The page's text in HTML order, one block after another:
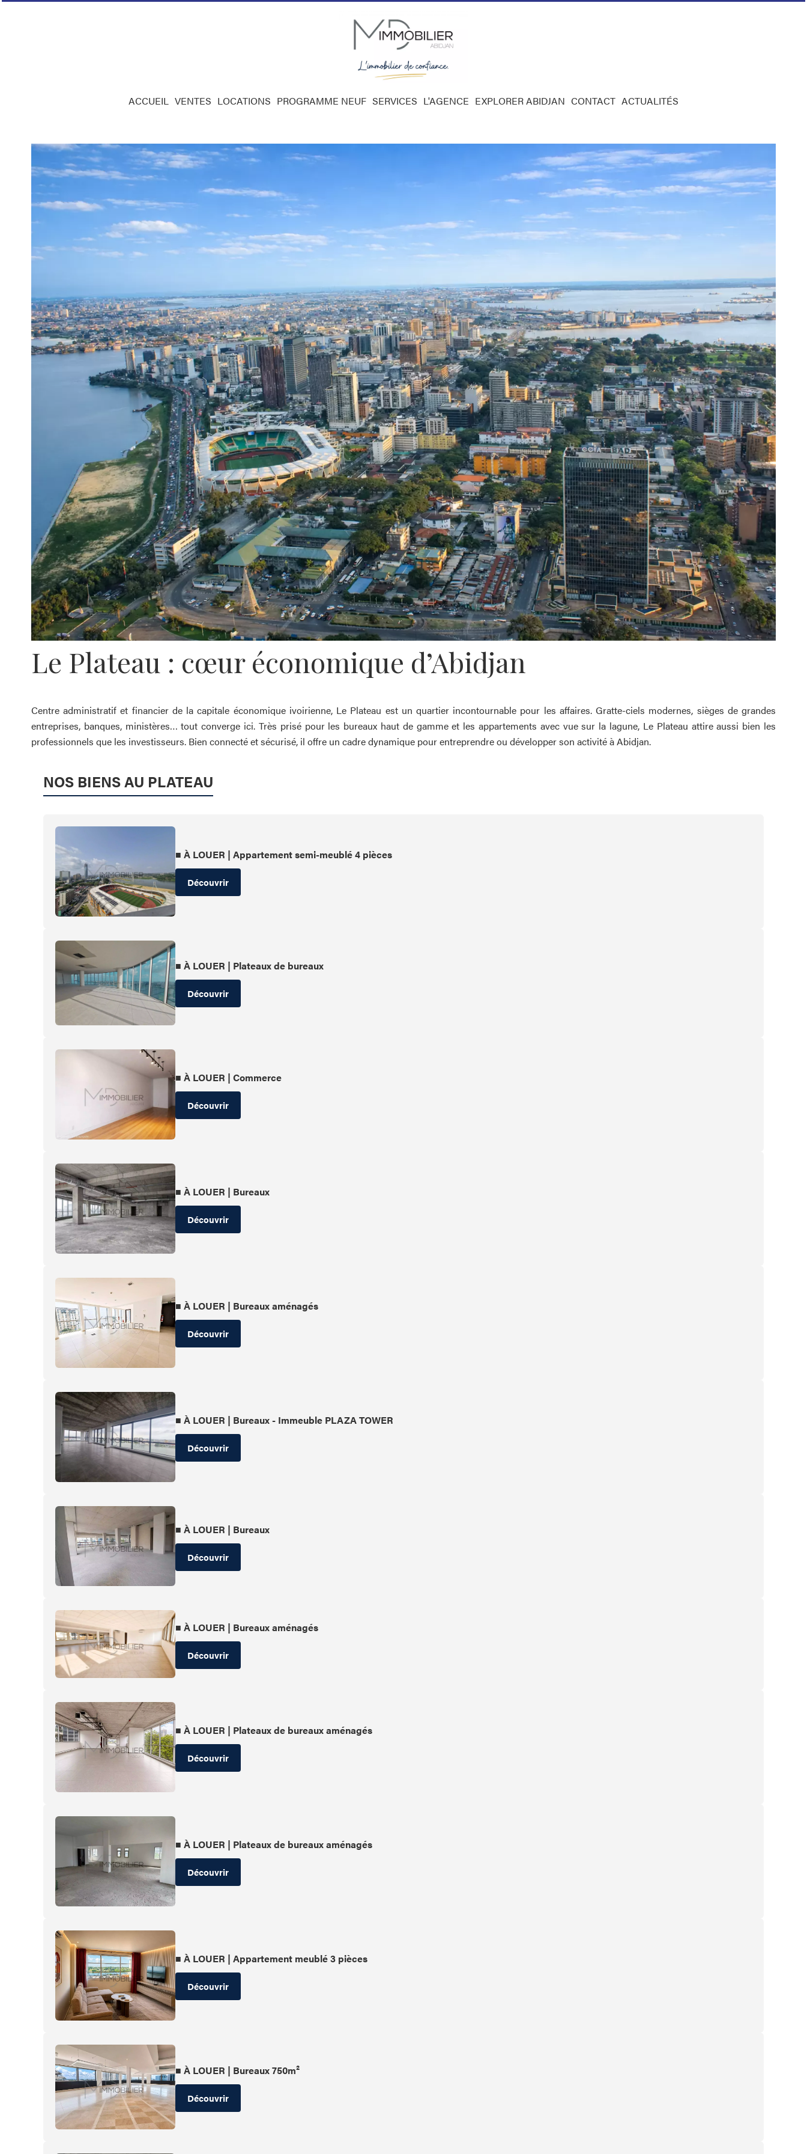
ACCUEIL VENTES LOCATIONS PROGRAMME NEUF SERVICES L'AGENCE EXPLORER ABIDJAN CONTACT ACTUALITÉS
Le Plateau : cœur économique d’Abidjan
Centre administratif et financier de la capitale économique ivoirienne, Le Plateau est un quartier incontournable pour les affaires. Gratte-ciels modernes, sièges de grandes
entreprises, banques, ministères… tout converge ici. Très prisé pour les bureaux haut de gamme et les appartements avec vue sur la lagune, Le Plateau attire aussi bien les
professionnels que les investisseurs. Bien connecté et sécurisé, il offre un cadre dynamique pour entreprendre ou développer son activité à Abidjan.
NOS BIENS AU PLATEAU
■ À LOUER | Appartement semi-meublé 4 pièces
Découvrir
■ À LOUER | Plateaux de bureaux
Découvrir
■ À LOUER | Commerce
Découvrir
■ À LOUER | Bureaux
Découvrir
■ À LOUER | Bureaux aménagés
Découvrir
■ À LOUER | Bureaux - Immeuble PLAZA TOWER
Découvrir
■ À LOUER | Bureaux
Découvrir
■ À LOUER | Bureaux aménagés
Découvrir
■ À LOUER | Plateaux de bureaux aménagés
Découvrir
■ À LOUER | Plateaux de bureaux aménagés
Découvrir
■ À LOUER | Appartement meublé 3 pièces
Découvrir
■ À LOUER | Bureaux 750m²
Découvrir